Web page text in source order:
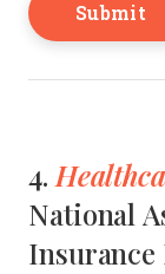
4.
National
Insurance